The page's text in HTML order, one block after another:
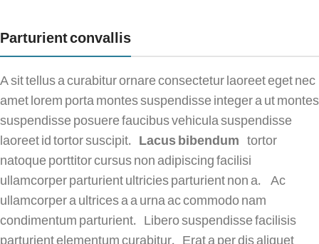
Parturient convallis
A sit tellus a curabitur ornare consectetur laoreet eget nec
amet lorem porta montes suspendisse integer a ut montes
suspendisse posuere faucibus vehicula suspendisse
laoreet id tortor suscipit. Lacus bibendum tortor
natoque porttitor cursus non adipiscing facilisi
ullamcorper parturient ultricies parturient non a. Ac
ullamcorper a ultrices a a urna ac commodo nam
condimentum parturient. Libero suspendisse facilisis
parturient elementum curabitur. Erat a per dis aliquet